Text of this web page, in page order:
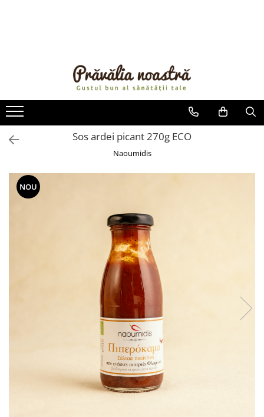
ULEIURI ȘI UNTURI
MĂSLINE
NUCI ȘI SEMINȚE
FRUCTE DESHIDRATATE
FRUCTE LA CONSERVĂ
OȚETURI ȘI SOSURI
BĂUTURI / LAPTE VEGETAL
CREME ȘI PASTE TARTINABILE
Sos ardei picant 270g ECO
Naoumidis
NOU